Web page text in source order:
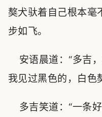
獒犬驮着自己根本毫
步如飞。
安语晨道：“多吉
我见过黑色的，白色
多吉笑道：“一条好